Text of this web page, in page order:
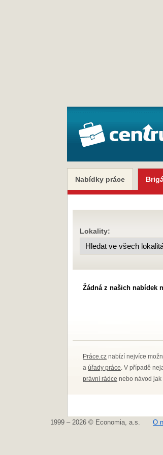
Nabídky práce
Lokality:
Žádná z našich nabídek
Práce.cz nabízí nejvíce
a úřady práce. V případě
právní rádce nebo návod jak
1999 – 2026 © Economia, a.s. O